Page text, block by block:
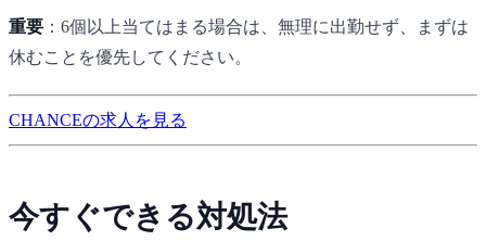
重要 ：6個以上当てはまる場合は、無理に出勤せず、まずは
休むことを優先してください。
CHANCEの求人を見る
今すぐできる対処法